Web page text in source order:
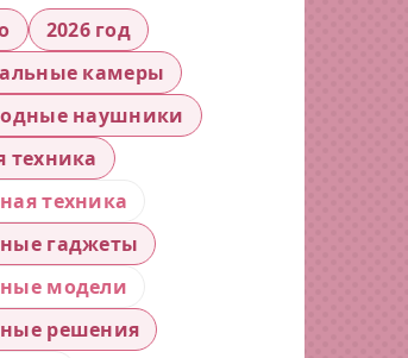
2026 год
камеры
наушники
техника
техника
гаджеты
модели
решения